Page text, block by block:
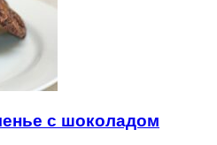
с шоколадом